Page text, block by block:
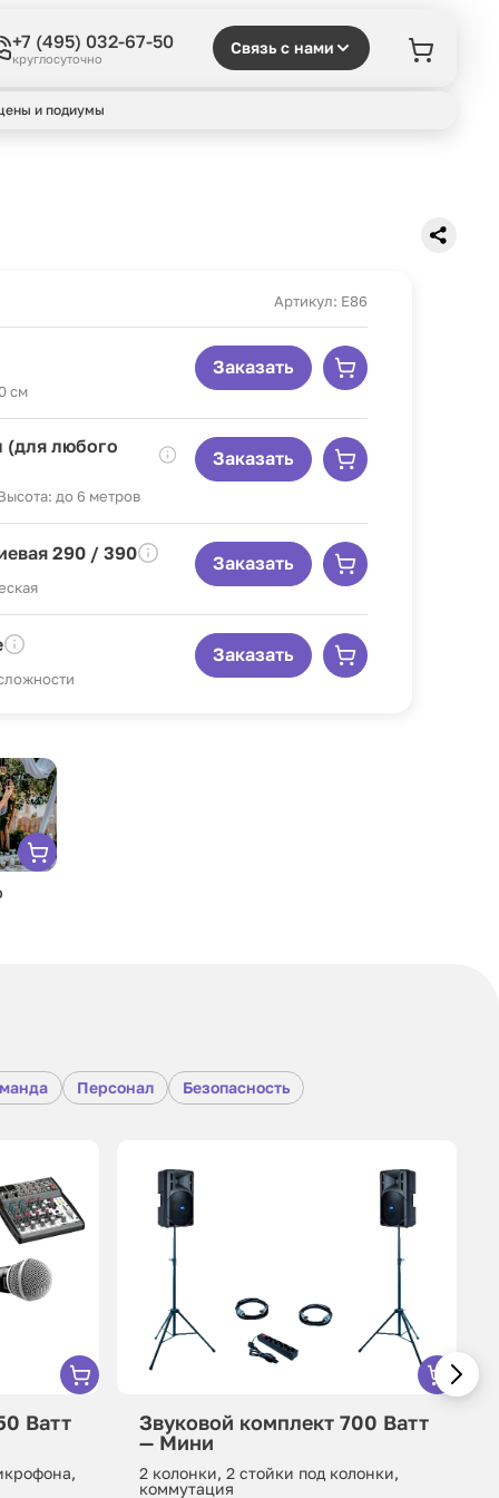
+7 (495) 032-67-50
круглосуточно
Связь с нами
и подиумы
Артикул: E86
см
Заказать
(для любого
до 6 метров
Заказать
290 / 390 Заказать
Заказать
Персонал Безопасность
Ватт
Звуковой комплект 700 Ватт
— Мини
2 колонки, 2 стойки под колонки,
коммутация